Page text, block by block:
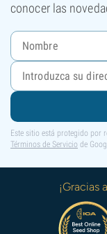
conocer las
Este sitio está protegido por
Términos de Servicio de
¡Gracias